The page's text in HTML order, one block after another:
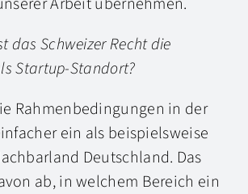
das Schweizer Recht die
Startup-Standort?
Rahmenbedingungen in der
ein als beispielsweise
Deutschland. Das
ab, in welchem Bereich ein